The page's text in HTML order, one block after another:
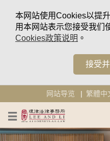
本网站使用Cookies以提
用本网站表示您接受我们
Cookies政策说明 。
接受
网站导览 繁體中